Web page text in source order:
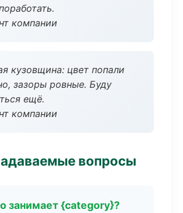
компании
кузовщина: цвет попали
зазоры ровные. Буду
ещё.
компании
вопросы
занимает {category}?